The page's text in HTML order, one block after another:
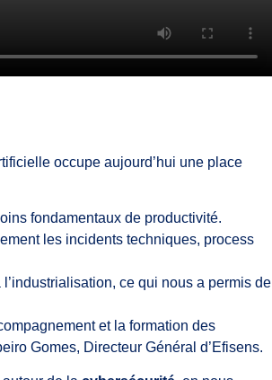
occupe aujourd’hui une place
fondamentaux de productivité.
les incidents techniques, process
ce qui nous a permis de
et la formation des
Gomes, Directeur Général d’Efisens.